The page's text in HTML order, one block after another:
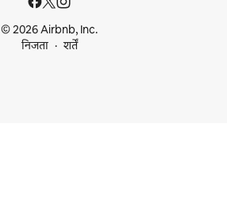
© 2026 Airbnb, Inc.
निजता
शर्तें